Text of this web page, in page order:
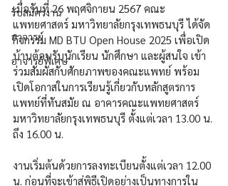
รับสมัครงาน
อาจารย์
อาจารย์พิเศษ
เมื่อวันที่ 26 พฤศจิกายน 2567 คณะ
แพทยศาสตร์ มหาวิทยาลัยกรุงเทพธนบุรี ได้จัด
กิจกรรม MD BTU Open House 2025 เพื่อเปิด
บ้านต้อนรับนักเรียน นักศึกษา และผู้สนใจ เข้า
ร่วมสัมผัสกับศักยภาพของคณะแพทย์ พร้อม
เปิดโอกาสในการเรียนรู้เกี่ยวกับหลักสูตรการ
แพทย์ที่ทันสมัย ณ อาคารคณะแพทยศาสตร์
มหาวิทยาลัยกรุงเทพธนบุรี ตั้งแต่เวลา 13.00 น.
ถึง 16.00 น.
งานเริ่มต้นด้วยการลงทะเบียนตั้งแต่เวลา 12.00
น. ก่อนที่จะเข้าสู่พิธีเปิดอย่างเป็นทางการใน